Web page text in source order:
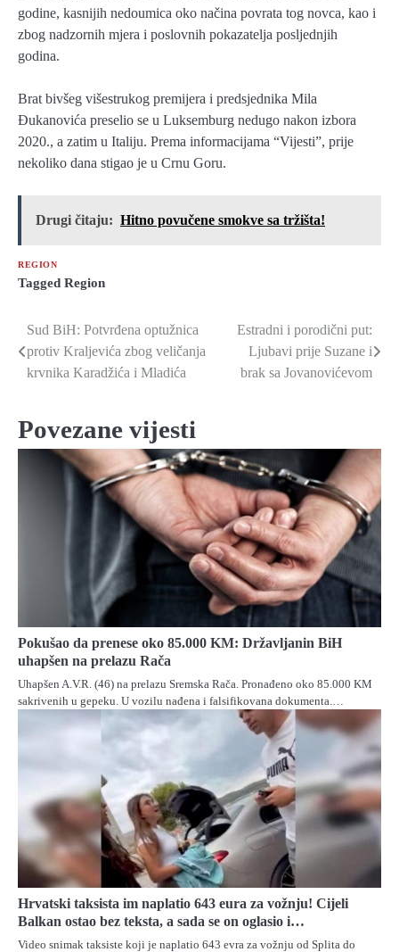
godine, kasnijih nedoumica oko načina povrata tog novca, kao i
zbog nadzornih mjera i poslovnih pokazatelja posljednjih
godina.
Brat bivšeg višestrukog premijera i predsjednika Mila
Đukanovića preselio se u Luksemburg nedugo nakon izbora
2020., a zatim u Italiju. Prema informacijama “Vijesti”, prije
nekoliko dana stigao je u Crnu Goru.
Drugi čitaju: Hitno povučene smokve sa tržišta!
REGION
Tagged Region
Navigacija
članaka
Sud BiH: Potvrđena optužnica
protiv Kraljevića zbog veličanja
krvnika Karadžića i Mladića
Estradni i porodični put:
Ljubavi prije Suzane i
brak sa Jovanovićevom
Povezane vijesti
Pokušao da prenese oko 85.000 KM: Državljanin BiH
uhapšen na prelazu Rača
Uhapšen A.V.R. (46) na prelazu Sremska Rača. Pronađeno oko 85.000 KM
sakrivenih u gepeku. U vozilu nađena i falsifikovana dokumenta.…
Hrvatski taksista im naplatio 643 eura za vožnju! Cijeli
Balkan ostao bez teksta, a sada se on oglasio i…
Video snimak taksiste koјi јe naplatio 643 evra za vožnju od Splita do